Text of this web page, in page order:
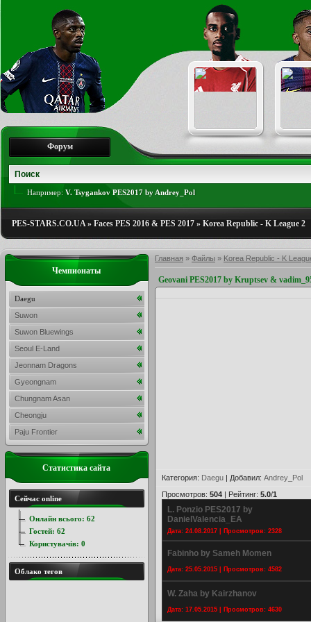
Форум
Например: V. Tsygankov PES2017 by Andrey_Pol
PES-STARS.CO.UA» Faces PES 2016 & PES 2017 » Korea Republic - K League 2
Главная » Файлы » Korea Republic - K
Geovani PES2017 by Kruptsev &
Категория: Daegu | Добавил: Andrey_Pol
Просмотров: 504 | Рейтинг: 5.0/1
L. Ponzio PES2017 by
DanielValencia_EA
Дата: 24.08.2017 | Просмотров: 2328
Fabinho by Sameh Momen
Дата: 25.05.2015 | Просмотров: 4582
W. Zaha by Kairzhanov
Дата: 17.05.2015 | Просмотров: 4630
Чемпионаты
Daegu
Suwon
Suwon Bluewings
Seoul E-Land
Jeonnam Dragons
Gyeongnam
Chungnam Asan
Cheongju
Paju Frontier
Статистика сайта
Сейчас online
Онлайн всього: 62
Гостей: 62
Користувачів: 0
Облако тегов